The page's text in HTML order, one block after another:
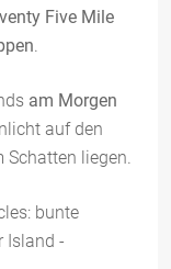
Five Mile
.
am Morgen
auf den
Schatten liegen.